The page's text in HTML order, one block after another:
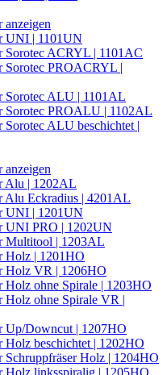
anzeigen
UNI | 1101UN
Sorotec ACRYL | 1101AC
Sorotec PROACRYL |
Sorotec ALU | 1101AL
Sorotec PROALU | 1102AL
Sorotec ALU beschichtet |
anzeigen
Alu | 1202AL
Alu Eckradius | 4201AL
UNI | 1201UN
UNI PRO | 1202UN
Multitool | 1203AL
Holz | 1201HO
Holz VR | 1206HO
Holz ohne Spirale | 1203HO
Holz ohne Spirale VR |
Up/Downcut | 1207HO
Holz beschichtet | 1202HO
Schruppfräser Holz | 1204HO
Holz linksspiralig | 1205HO